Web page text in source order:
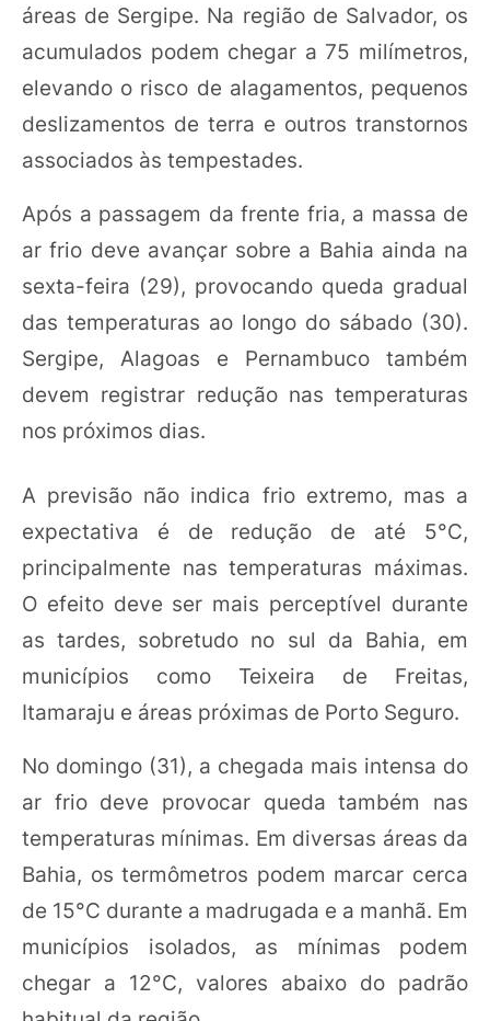
áreas de Sergipe. Na região de Salvador, os
acumulados podem chegar a 75 milímetros,
elevando o risco de alagamentos, pequenos
deslizamentos de terra e outros transtornos
associados às tempestades.
Após a passagem da frente fria, a massa de
ar frio deve avançar sobre a Bahia ainda na
sexta-feira (29), provocando queda gradual
das temperaturas ao longo do sábado (30).
Sergipe, Alagoas e Pernambuco também
devem registrar redução nas temperaturas
nos próximos dias.
A previsão não indica frio extremo, mas a
expectativa é de redução de até 5°C,
principalmente nas temperaturas máximas.
O efeito deve ser mais perceptível durante
as tardes, sobretudo no sul da Bahia, em
municípios como Teixeira de Freitas,
Itamaraju e áreas próximas de Porto Seguro.
No domingo (31), a chegada mais intensa do
ar frio deve provocar queda também nas
temperaturas mínimas. Em diversas áreas da
Bahia, os termômetros podem marcar cerca
de 15°C durante a madrugada e a manhã. Em
municípios isolados, as mínimas podem
chegar a 12°C, valores abaixo do padrão